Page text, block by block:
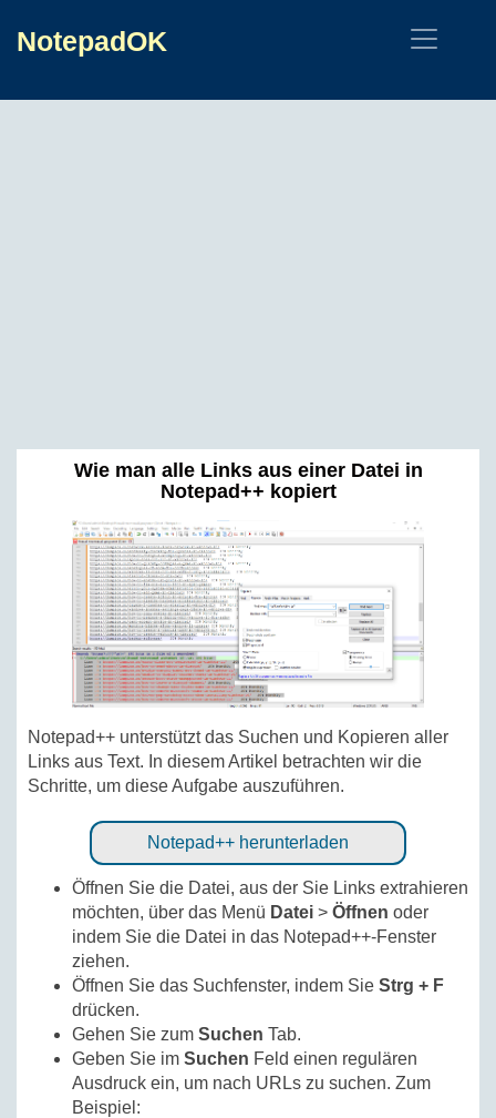
NotepadOK
Wie man alle Links aus einer Datei in
Notepad++ kopiert
Notepad++ unterstützt das Suchen und Kopieren aller
Links aus Text. In diesem Artikel betrachten wir die
Schritte, um diese Aufgabe auszuführen.
Notepad++ herunterladen
Öffnen Sie die Datei, aus der Sie Links extrahieren
möchten, über das Menü Datei > Öffnen oder
indem Sie die Datei in das Notepad++-Fenster
ziehen.
Öffnen Sie das Suchfenster, indem Sie Strg + F
drücken.
Gehen Sie zum Suchen Tab.
Geben Sie im Suchen Feld einen regulären
Ausdruck ein, um nach URLs zu suchen. Zum
Beispiel: